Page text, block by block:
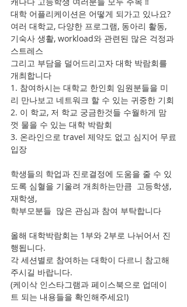
대학 어플리케이션은 어떻게 되가고 있나요?
여러 대학교, 다양한 프로그램, 동아리 활동,
기숙사 생활, workload와 관련된 많은 걱정과
스트레스
그리고 부담을 덜어드리고자 대학 박람회를
개최합니다
1. 참여하시는 대학교 한인회 임원분들을 미
리 만나보고 네트워크 할 수 있는 귀중한 기회
2. 이 학교, 저 학교 궁금한것들 수월하게 맘
껏 물을 수 있는 대학 박람회
3. 온라인으로 travel 제약도 없고 심지어 무료
입장
학생들의 학업과 진로결정에 도움을 줄 수 있
도록 심혈을 기울려 개최하는만큼  고등학생,
재학생,
학부모분들  많은 관심과 참여 부탁합니다
올해 대학박람회는 1부와 2부로 나뉘어서 진
행됩니다.
각 세션별로 참여하는 대학이 다르니 참고해
주시길 바랍니다.
(케이삭 인스타그램과 페이스북으로 업데이
트 되는 내용들을 확인해주세요!)